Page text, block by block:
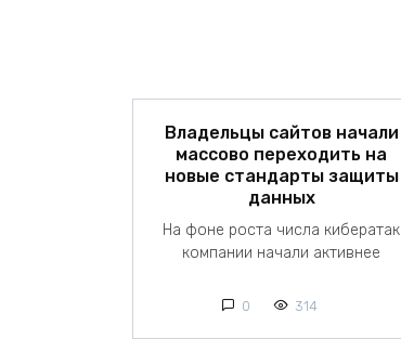
Владельцы сайтов начали
массово переходить на
новые стандарты защиты
данных
На фоне роста числа кибератак
компании начали активнее
0 314